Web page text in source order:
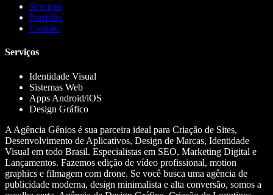
Serviços
Portfólio
Contato
Serviços
Identidade Visual
Sistemas Web
Apps Android/iOS
Design Gráfico
A Agência Gênios é sua parceira ideal para Criação de Sites,
Desenvolvimento de Aplicativos, Design de Marcas, Identidade
Visual em todo Brasil. Especialistas em SEO, Marketing Digital e
Lançamentos. Fazemos edição de vídeo profissional, motion
graphics e filmagem com drone. Se você busca uma agência de
publicidade moderna, design minimalista e alta conversão, somos a